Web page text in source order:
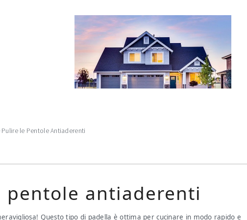
Pulire le Pentole Antiaderenti
pentole antiaderenti
Questo tipo di padella è ottima per cucinare in modo rapido e